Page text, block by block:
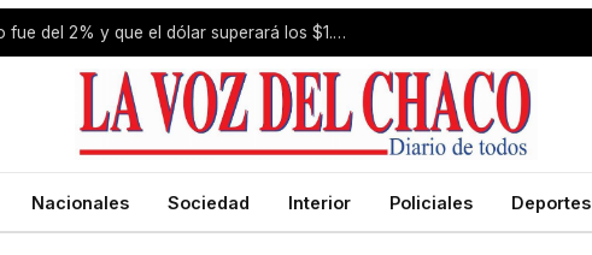
Estiman que la inflación de julio fue del 2% y que el dólar superará los $1.650 a fin de año
Nacionales Sociedad Interior Policiales Deportes